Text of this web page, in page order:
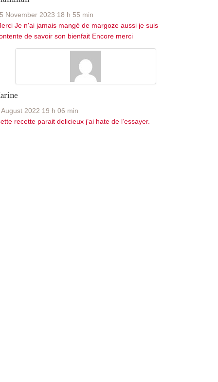
November 2023 18 h 55 min
Je n'ai jamais mangé de margoze aussi je suis
de savoir son bienfait Encore merci
August 2022 19 h 06 min
recette parait delicieux j’ai hate de l’essayer.